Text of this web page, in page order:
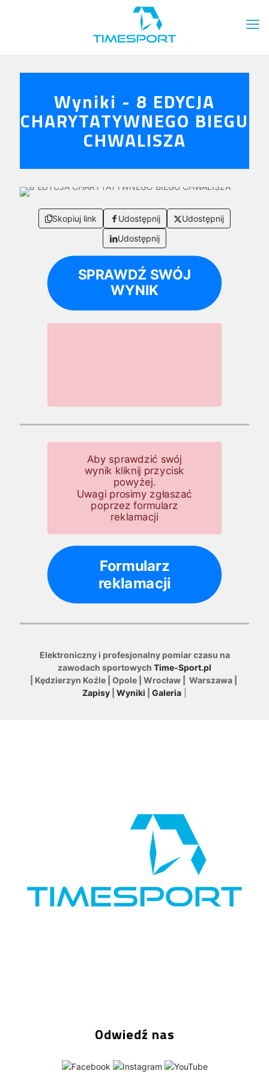
Wyniki - 8 EDYCJA
CHARYTATYWNEGO BIEGU
CHWALISZA
Skopiuj link Udostępnij
Udostępnij
Udostępnij
SPRAWDŹ SWÓJ
WYNIK
Aby sprawdzić swój
wynik kliknij przycisk
powyżej.
Uwagi prosimy zgłaszać
poprzez formularz
reklamacji
Formularz
reklamacji
Elektroniczny i profesjonalny pomiar czasu na
zawodach sportowych Time-Sport.pl
| Kędzierzyn Koźle | Opole | Wrocław | Warszawa |
Zapisy
Wyniki Galeria
Odwiedź nas